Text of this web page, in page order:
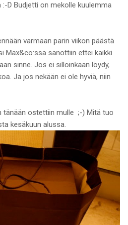
:-D Budjetti on mekolle kuulemma
varmaan parin viikon päästä
Max&co:ssa sanottiin ettei kaikki
sinne. Jos ei silloinkaan löydy,
Ja jos nekään ei ole hyviä, niin
tänään ostettiin mulle ;-) Mitä tuo
kesäkuun alussa.